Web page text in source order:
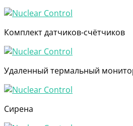
Комплект датчиков-счётчиков
Удаленный термальный
Сирена